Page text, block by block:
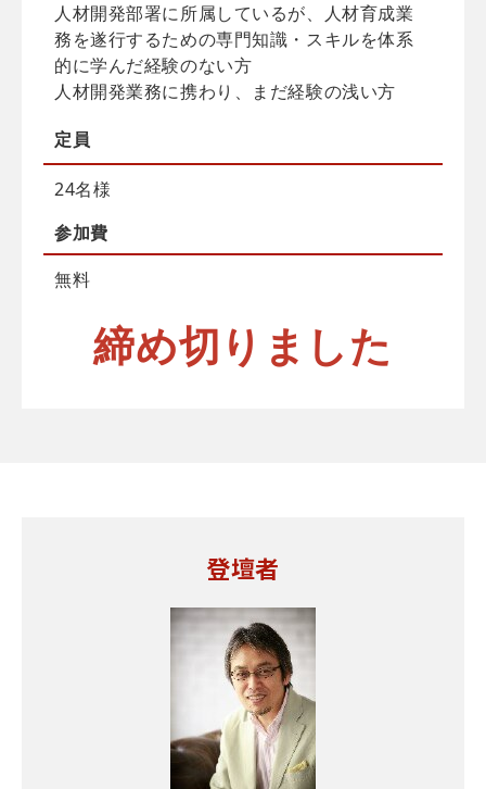
人材開発部署に所属しているが、人材育成業
務を遂行するための専門知識・スキルを体系
的に学んだ経験のない方
人材開発業務に携わり、まだ経験の浅い方
定員
24名様
参加費
無料
締め切りました
登壇者